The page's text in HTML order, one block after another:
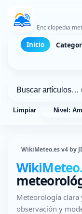
Enciclopedia
Inicio
Limpiar Nivel:
WikiMeteo.es v4 by
Meteorología clara
observación y